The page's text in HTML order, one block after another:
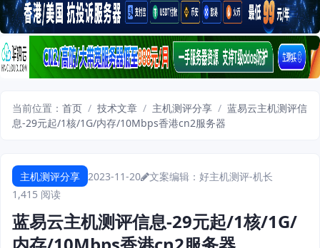
当前位置： 首页 / 技术文章 / 主机测评分享 / 蓝易云主机测评信
息-29元起/1核/1G/内存/10Mbps香港cn2服务器
主机测评分享 2023-11-20
文案编辑：好主机测评-机长
1,415 阅读
蓝易云主机测评信息-29元起/1核/1G/